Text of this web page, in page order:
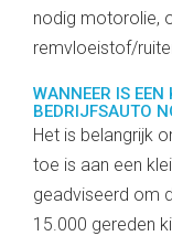
nodig motorolie,
remvloeistof/
WANNEER IS EEN
BEDRIJFSAUTO
Het is belangrijk
toe is aan een
geadviseerd om
15.000 gereden